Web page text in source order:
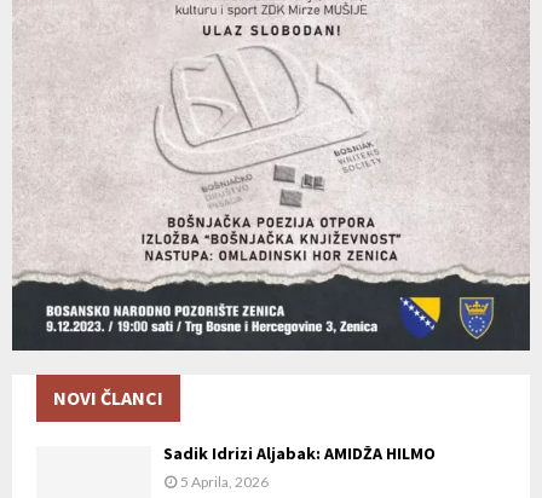
NOVI ČLANCI
Sadik Idrizi Aljabak: AMIDŽA HILMO
5 Aprila, 2026